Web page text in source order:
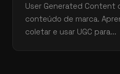
User Generated Content
conteúdo de marca.
coletar e usar UGC para...